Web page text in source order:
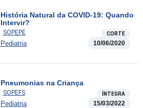
História Natural da COVID-19: Quando
Intervir?
SOPEPE CORTE
Pediatria 10/06/2020
Pneumonias na Criança
SOPEFS ÍNTEGRA
Pediatria 15/03/2022